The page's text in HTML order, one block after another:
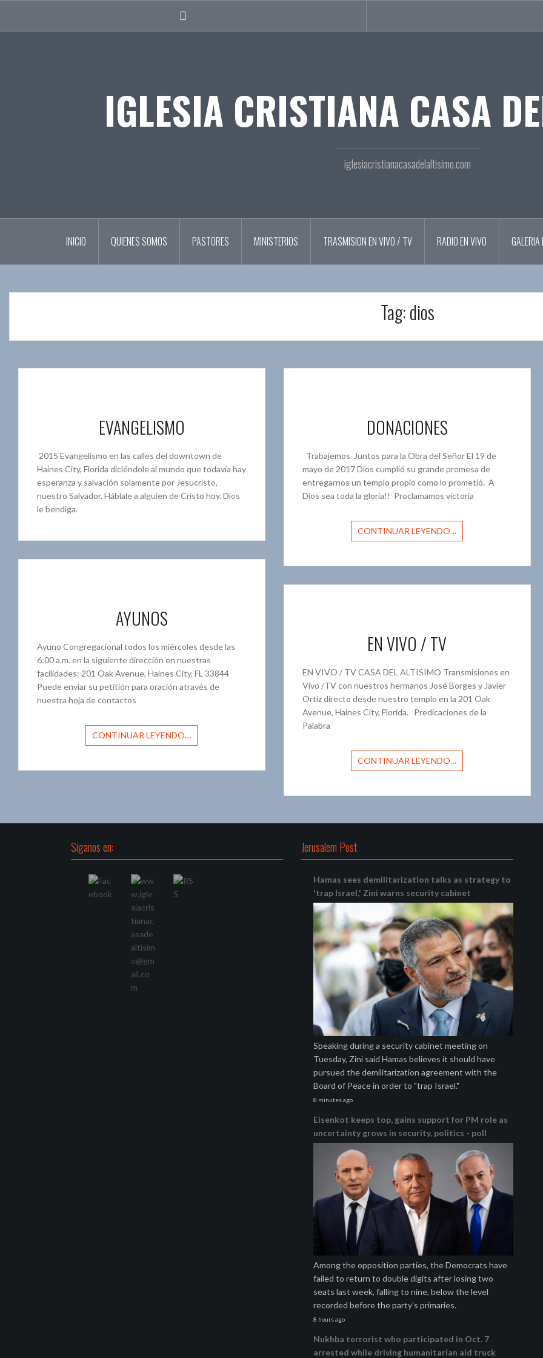
content
IGLESIA CRISTIANA CASA
iglesiacristianacasadelaltisimo.com
INICIO QUIENES SOMOS PASTORES MINISTERIOS TRASMISION EN VIVO / TV RADIO EN VIVO GALERIA
Tag:dios
EVANGELISMO
2015 Evangelismo en las calles del downtown de
Haines City, Florida diciéndole al mundo que todavía hay
esperanza y salvación solamente por Jesucristo,
nuestro Salvador. Háblale a alguien de Cristo hoy. Dios
le bendiga.
DONACIONES
Trabajemos Juntos para la Obra del Señor El 19 de
mayo de 2017 Dios cumplió su grande promesa de
entregarnos un templo propio como lo prometió. A
Dios sea toda la gloria!! Proclamamos victoria
CONTINUAR LEYENDO…
AYUNOS
Ayuno Congregacional todos los miércoles desde las
6:00 a.m. en la siguiente dirección en nuestras
facilidades: 201 Oak Avenue, Haines City, FL 33844
Puede enviar su petitión para oración através de
nuestra hoja de contactos
CONTINUAR LEYENDO…
EN VIVO / TV
EN VIVO / TV CASA DEL ALTISIMO Transmisiones en
Vivo /TV con nuestros hermanos José Borges y Javier
Ortiz directo desde nuestro templo en la 201 Oak
Avenue, Haines City, Florida. Predicaciones de la
Palabra
CONTINUAR LEYENDO…
Síganos en: Jerusalem Post
Hamas sees demilitarization talks as strategy to
'trap Israel,' Zini warns security cabinet
Speaking during a security cabinet meeting on
Tuesday, Zini said Hamas believes it should have
pursued the demilitarization agreement with the
Board of Peace in order to "trap Israel."
8 minutes ago
Eisenkot keeps top, gains support for PM role as
uncertainty grows in security, politics - poll
Among the opposition parties, the Democrats have
failed to return to double digits after losing two
seats last week, falling to nine, below the level
recorded before the party’s primaries.
8 hours ago
Nukhba terrorist who participated in Oct. 7
arrested while driving humanitarian aid truck